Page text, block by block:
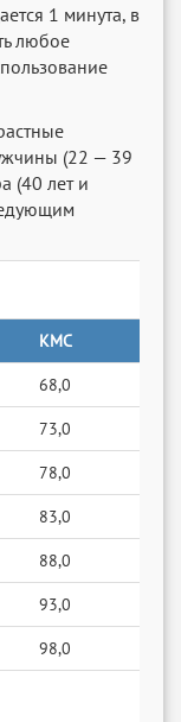
1 минута, в
любое
(22 — 39
(40 лет и
КМС
68,0
73,0
78,0
83,0
88,0
93,0
98,0